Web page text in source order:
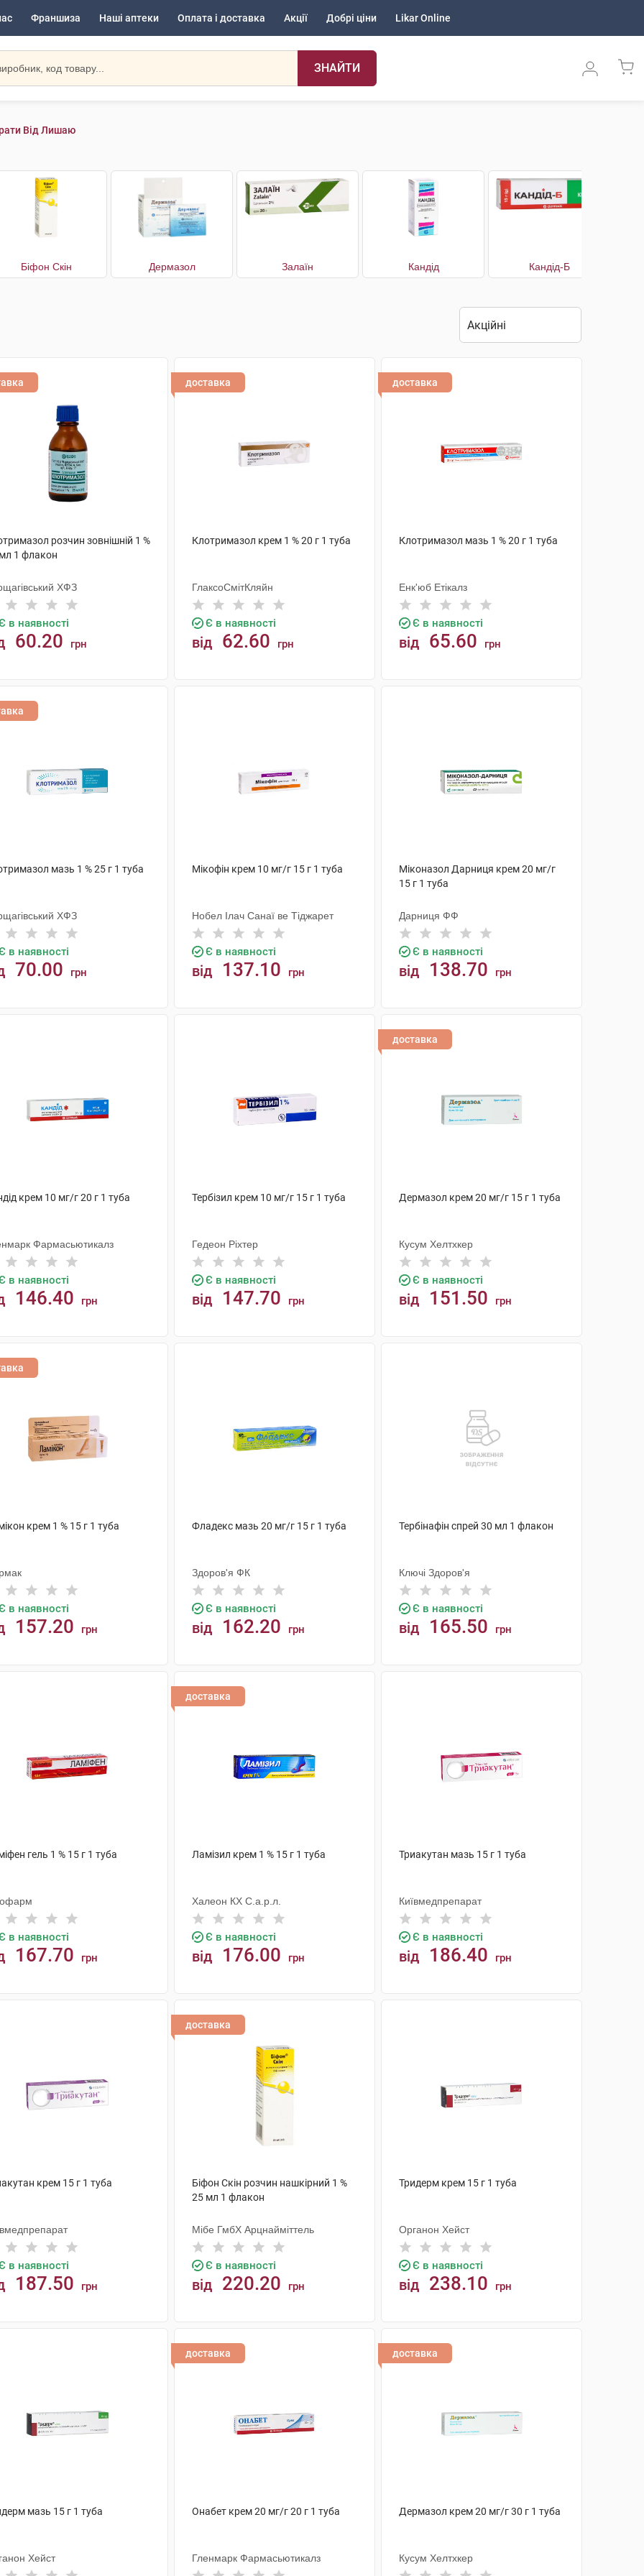
Франшиза Наші аптеки Оплата і доставка Акції Добрі ціни Likar Online
ЗНАЙТИ
Від Лишаю
Біфон Скін Дермазол Залаїн Кандід Кандід-Б
розчин зовнішній 1 %
1 флакон
ХФЗ
в наявності
60.20 грн
доставка
Клотримазол крем 1 % 20 г 1 туба
ГлаксоСмітКляйн
Є в наявності
від 62.60 грн
доставка
Клотримазол мазь 1 % 20 г 1 туба
Енк'юб Етікалз
Є в наявності
від 65.60 грн
мазь 1 % 25 г 1 туба
ХФЗ
в наявності
70.00 грн
Мікофін крем 10 мг/г 15 г 1 туба
Нобел Ілач Санаї ве Тіджарет
Є в наявності
від 137.10 грн
Міконазол Дарниця крем 20 мг/г
15 г 1 туба
Дарниця ФФ
Є в наявності
від 138.70 грн
крем 10 мг/г 20 г 1 туба
Фармасьютикалз
в наявності
146.40 грн
Тербізил крем 10 мг/г 15 г 1 туба
Гедеон Ріхтер
Є в наявності
від 147.70 грн
доставка
Дермазол крем 20 мг/г 15 г 1 туба
Кусум Хелтхкер
Є в наявності
від 151.50 грн
крем 1 % 15 г 1 туба
в наявності
157.20 грн
Фладекс мазь 20 мг/г 15 г 1 туба
Здоров'я ФК
Є в наявності
від 162.20 грн
Тербінафін спрей 30 мл 1 флакон
Ключі Здоров'я
Є в наявності
від 165.50 грн
гель 1 % 15 г 1 туба
в наявності
167.70 грн
доставка
Ламізил крем 1 % 15 г 1 туба
Халеон КХ С.а.р.л.
Є в наявності
від 176.00 грн
Триакутан мазь 15 г 1 туба
Київмедпрепарат
Є в наявності
від 186.40 грн
крем 15 г 1 туба
в наявності
187.50 грн
доставка
Біфон Скін розчин нашкірний 1 %
25 мл 1 флакон
Мібе ГмбХ Арцнайміттель
Є в наявності
від 220.20 грн
Тридерм крем 15 г 1 туба
Органон Хейст
Є в наявності
від 238.10 грн
мазь 15 г 1 туба
Хейст
доставка
Онабет крем 20 мг/г 20 г 1 туба
Гленмарк Фармасьютикалз
доставка
Дермазол крем 20 мг/г 30 г 1 туба
Кусум Хелтхкер